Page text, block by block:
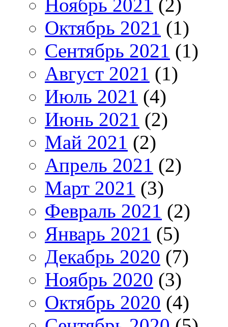
Ноябрь 2021 (2)
Октябрь 2021 (1)
Сентябрь 2021 (1)
Август 2021 (1)
Июль 2021 (4)
Июнь 2021 (2)
Май 2021 (2)
Апрель 2021 (2)
Март 2021 (3)
Февраль 2021 (2)
Январь 2021 (5)
Декабрь 2020 (7)
Ноябрь 2020 (3)
Октябрь 2020 (4)